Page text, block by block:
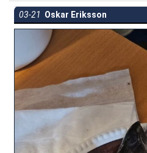
03-21 Oskar Eriksson